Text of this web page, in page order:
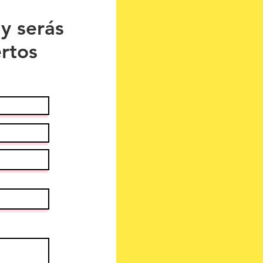
serás